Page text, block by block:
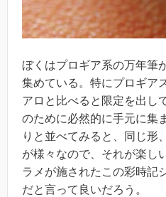
ぼくはプロギア系の万年筆
集めている。特にプロギア
アロと比べると限定を出し
のために必然的に手元に集
りと並べてみると、同じ形
が様々なので、それが楽し
ラメが施されたこの彩時記
だと言って良いだろう。